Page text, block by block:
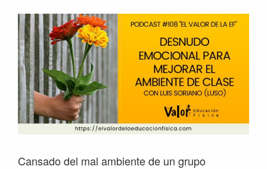
Cansado del mal ambiente de un grupo